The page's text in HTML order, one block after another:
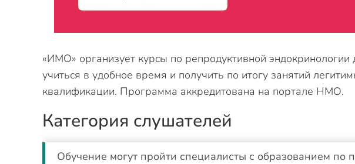
«ИМО» организует курсы по репродуктивной
учиться в удобное время и получить по итогу занятий
квалификации. Программа аккредитована на портале НМО.
Категория слушателей
Обучение могут пройти специалисты с образованием по